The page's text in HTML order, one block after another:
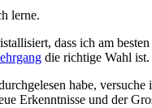
lerne.
dass ich am
die richtige Wahl ist.
habe,
Erkenntnisse und der